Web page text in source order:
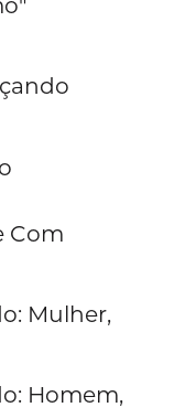
Com
Mulher,
Homem,